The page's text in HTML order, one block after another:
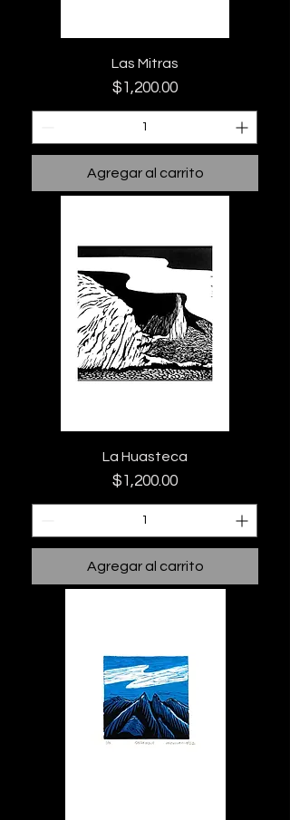
Las Mitras
Precio
$1,200.00
Agregar al carrito
La Huasteca
Precio
$1,200.00
Agregar al carrito